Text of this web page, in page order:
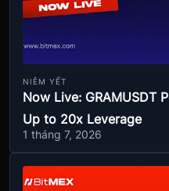
NIÊM YẾT
Now Live: GRAMUSDT
Up to 20x Leverage
1 tháng 7, 2026